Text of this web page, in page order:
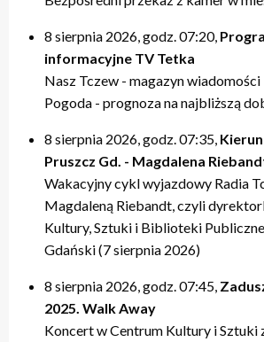
20:00 – relacje
21:40 – Pytania do Prezydenta / Pytania
22:00 – relacje
20:00 – relacje
21:40 – Opinie w Radiu Tczew
22:00 – relacje
19:40 – Kulturalne pogaduszki / Fabryczne
20:00 – relacje
21:20 – Nasz Tczew, Pogoda
21:40 – KinoteTka
21:50 – Kulturalne pogaduszki / Fabryczne
22:00 – relacje
19:50 – relacje
21:40 – Tczew Mówi
21:50 – relacje
17:40 – Powtórki programów z tygodnia
20:40 – relacje tygodnia
8 sierpnia 2026, godz. 07:20,
informacyjne TV Tetka
Nasz Tczew - magazyn
Pogoda - prognoza na najbliższą
8 sierpnia 2026, godz. 07:35,
Pruszcz Gd. - Magdalena
Wakacyjny cykl wyjazdowy Radia
Magdaleną Riebandt, czyli
Kultury, Sztuki i Biblioteki
Gdański (7 sierpnia 2026)
8 sierpnia 2026, godz. 07:45,
2025. Walk Away
Koncert w Centrum Kultury i Sztuki